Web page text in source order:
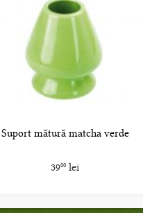
Suport mătură matcha verde
3900lei